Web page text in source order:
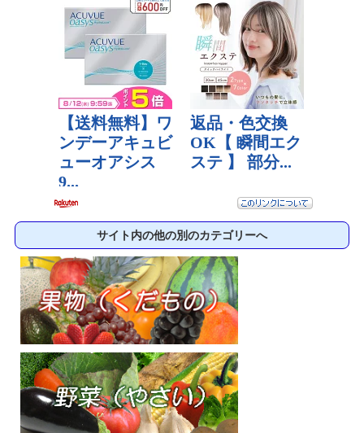
サイト内の他の別のカテゴリーへ